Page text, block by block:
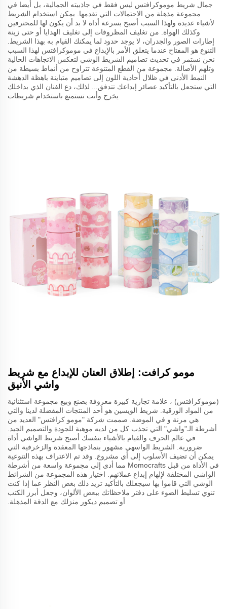
جمال شريط موموكرافتس ليس فقط في جاذبيته الجمالية، بل أيضا في
مجموعة مذهلة من الاحتمالات التي تقدمها. يمكن استخدام الشريط
لأشياء عديدة ولهذا السبب أصبح بسرعة أداة لا بد أن يكون لها للمحترفين
وكذلك الهواة. من تغليف المظروفات إلى تغليف الهدايا أو حتى زينة
إطارات الصور والجدران، لا يوجد حدود لما يمكنك القيام به بهذا الشريط.
التنوع هو المفتاح عندما يتعلق الأمر بالإبداع في موموكرافتس لهذا السبب
نحن نستمر في تحديث تصاميم الشريط الوشي لتعكس الاتجاهات الحالية
وتلهم الأصالة. مجموعة من القطع المتنوعة تتراوح من أنماط بسيطة من
النمط الأدنى في ظلال أحادية اللون إلى تصاميم متباينة باهظة الدهشة
التي ستجعل بالتأكيد عصائر إبداعك تتدفق... لذلك، دع الفنان الذي بداخلك
يخرج وأنت تستمتع باستخدام شريطات
مومو كرافت: إطلاق العنان للإبداع مع شريط
واشي الأنيق
(موموكرافتس) ، علامة تجارية كبيرة معروفة بصنع وبيع مجموعة استثنائية
من المواد الورقية. شريط الويسين هو أحد المنتجات المفضلة لدينا والتي
هي مرنة و في الموضة. صممت شركة "مومو كرافتس" العديد من
أشرطة الـ"واشي" التي تجذب كل من لديه موهبة للجودة والتصميم الجيد.
في عالم الحرف والقيام بالأشياء بنفسك أصبح شريط الواشي أداة
ضرورية. الشريط الواسهي مشهور بنماذجها المعقدة والزخرفية التي
يمكن أن تضيف الأسلوب إلى أي مشروع. وقد تم الاعتراف بهذه التنوعية
في الأداة من قبل Momocrafts مما أدى إلى مجموعة واسعة من أشرطة
الواشي المختلفة لإلهام إبداع عملائهم. اختيار هذه المجموعة من الشرائط
الوشي التي قاموا بها سيجعلك بالتأكيد تريد ذلك بغض النظر عما إذا كنت
تنوي تسليط الضوء على دفتر ملاحظاتك ببعض الألوان، وجعل أبرز الكتب
أو تصميم ديكور منزلك مع الدقة المذهلة.